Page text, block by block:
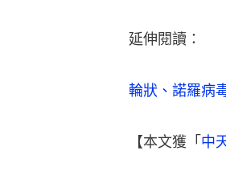
延伸閱讀：
輪狀、諾羅病
【本文獲「 中